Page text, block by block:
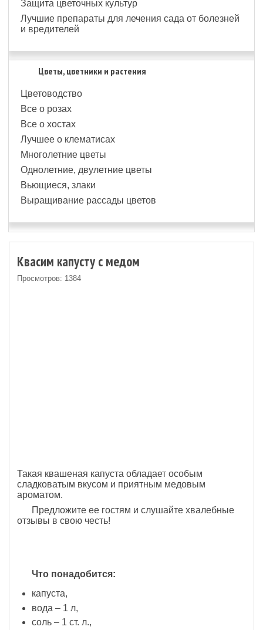
Защита цветочных культур
Лучшие препараты для лечения сада от болезней
и вредителей
Цветы, цветники и растения
Цветоводство
Все о розах
Все о хостах
Лучшее о клематисах
Многолетние цветы
Однолетние, двулетние цветы
Вьющиеся, злаки
Выращивание рассады цветов
Квасим капусту с медом
Просмотров: 1384
Такая квашеная капуста обладает особым
сладковатым вкусом и приятным медовым
ароматом.
Предложите ее гостям и слушайте хвалебные
отзывы в свою честь!
Что понадобится:
капуста,
вода – 1 л,
соль – 1 ст. л.,